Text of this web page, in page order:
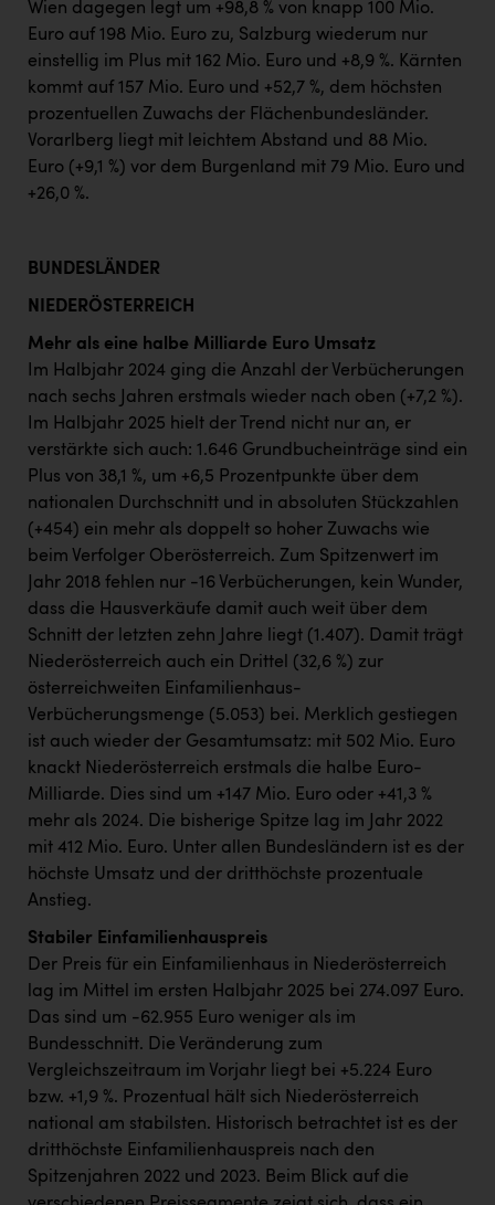
Wien dagegen legt um +98,8 % von knapp 100 Mio.
Euro auf 198 Mio. Euro zu, Salzburg wiederum nur
einstellig im Plus mit 162 Mio. Euro und +8,9 %. Kärnten
kommt auf 157 Mio. Euro und +52,7 %, dem höchsten
prozentuellen Zuwachs der Flächenbundesländer.
Vorarlberg liegt mit leichtem Abstand und 88 Mio.
Euro (+9,1 %) vor dem Burgenland mit 79 Mio. Euro und
+26,0 %.
BUNDESLÄNDER
NIEDERÖSTERREICH
Mehr als eine halbe Milliarde Euro Umsatz
Im Halbjahr 2024 ging die Anzahl der Verbücherungen
nach sechs Jahren erstmals wieder nach oben (+7,2 %).
Im Halbjahr 2025 hielt der Trend nicht nur an, er
verstärkte sich auch: 1.646 Grundbucheinträge sind ein
Plus von 38,1 %, um +6,5 Prozentpunkte über dem
nationalen Durchschnitt und in absoluten Stückzahlen
(+454) ein mehr als doppelt so hoher Zuwachs wie
beim Verfolger Oberösterreich. Zum Spitzenwert im
Jahr 2018 fehlen nur -16 Verbücherungen, kein Wunder,
dass die Hausverkäufe damit auch weit über dem
Schnitt der letzten zehn Jahre liegt (1.407). Damit trägt
Niederösterreich auch ein Drittel (32,6 %) zur
österreichweiten Einfamilienhaus-
Verbücherungsmenge (5.053) bei. Merklich gestiegen
ist auch wieder der Gesamtumsatz: mit 502 Mio. Euro
knackt Niederösterreich erstmals die halbe Euro-
Milliarde. Dies sind um +147 Mio. Euro oder +41,3 %
mehr als 2024. Die bisherige Spitze lag im Jahr 2022
mit 412 Mio. Euro. Unter allen Bundesländern ist es der
höchste Umsatz und der dritthöchste prozentuale
Anstieg.
Stabiler Einfamilienhauspreis
Der Preis für ein Einfamilienhaus in Niederösterreich
lag im Mittel im ersten Halbjahr 2025 bei 274.097 Euro.
Das sind um -62.955 Euro weniger als im
Bundesschnitt. Die Veränderung zum
Vergleichszeitraum im Vorjahr liegt bei +5.224 Euro
bzw. +1,9 %. Prozentual hält sich Niederösterreich
national am stabilsten. Historisch betrachtet ist es der
dritthöchste Einfamilienhauspreis nach den
Spitzenjahren 2022 und 2023. Beim Blick auf die